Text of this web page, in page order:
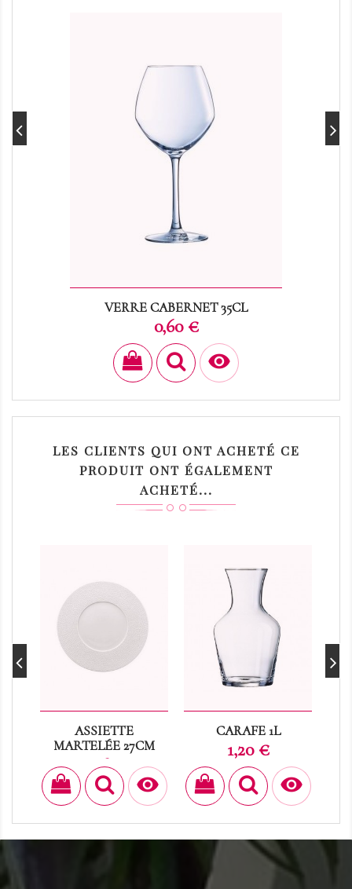
VERRE CABERNET 35CL
Prix
0,60 €

LES CLIENTS QUI ONT ACHETÉ CE
PRODUIT ONT ÉGALEMENT
ACHETÉ...
ASSIETTE
MARTELÉE 27CM
Prix
0,48 €

CARAFE 1L
Prix
1,20 €
